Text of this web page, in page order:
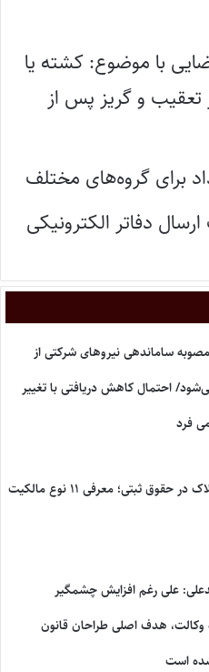
با موضوع: کشته یا
و گریز پس از
برای گروه‌های مختلف
دفاتر الکترونیکی
مصوبه ساماندهی نیروهای شرکتی از
احتمال کاهش دریافتی با تغییر
فرد
انواع مالکیت املاک در حقوق ثبتی؛ معرفی ۱۱ نوع مالکیت
علی رغم افزایش چشمگیر
هدف اصلی طراحان قانون
است